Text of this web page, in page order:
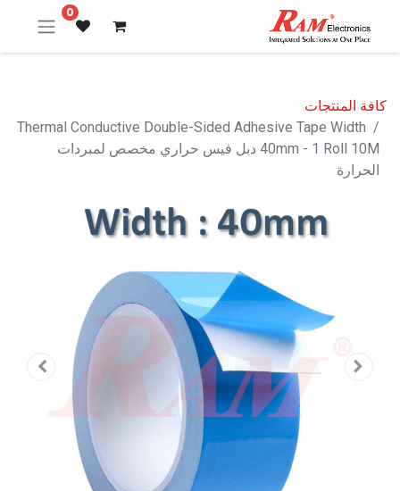
0
كافة المنتجات
Thermal Conductive Double-Sided Adhesive Tape Width
40mm - 1 Roll 10M دبل فيس حراري مخصص لمبردات
الحرارة